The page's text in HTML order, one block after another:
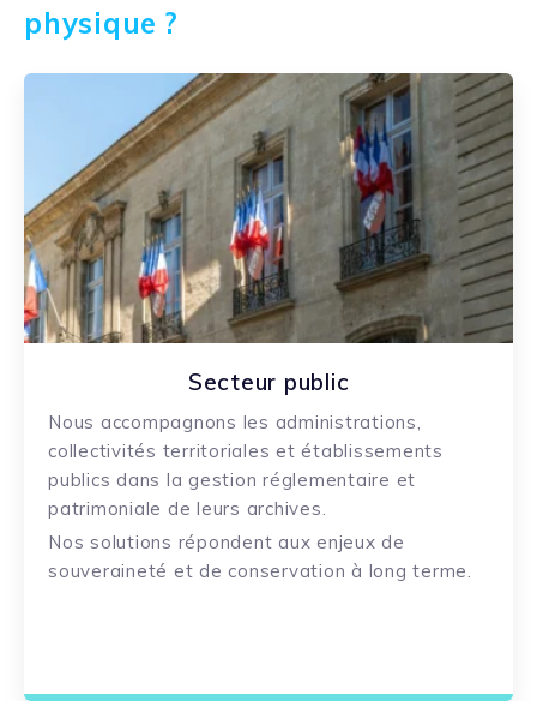
physique ?
Secteur public
Nous accompagnons les administrations,
collectivités territoriales et établissements
publics dans la gestion réglementaire et
patrimoniale de leurs archives.
Nos solutions répondent aux enjeux de
souveraineté et de conservation à long terme.